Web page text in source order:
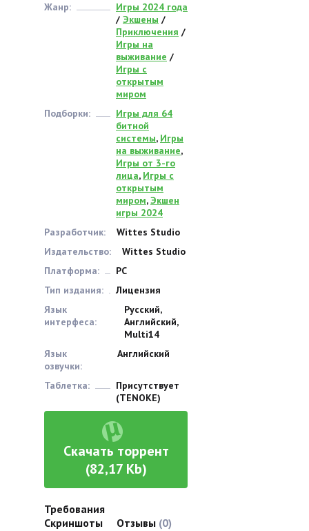
Жанр:
Игры 2024 года
/ Экшены /
Приключения /
Игры на
выживание /
Игры с
открытым
миром
Подборки:
Игры для 64
битной
системы, Игры
на выживание,
Игры от 3-го
лица, Игры с
открытым
миром,Экшен
игры 2024
Разработчик:
Wittes Studio
Издательство:
Wittes Studio
Платформа:
PC
Тип издания:
Лицензия
Язык
интерфеса:
Русский,
Английский,
Multi14
Язык
озвучки:
Английский
Таблетка:
Присутствует
(TENOKE)
Скачать торрент
(82,17 Kb)
Требования
Скриншоты
Отзывы (0)